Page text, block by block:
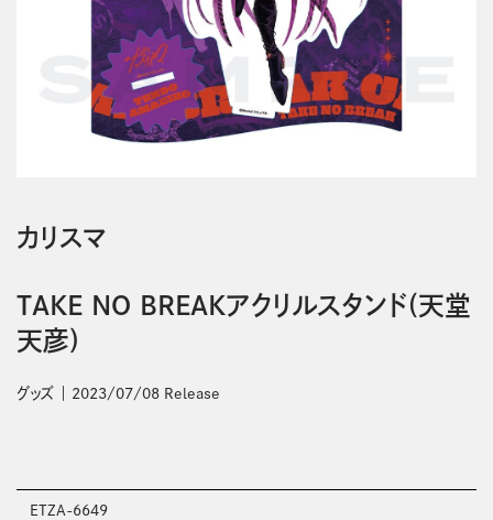
カリスマ
TAKE NO BREAKアクリルスタンド(天堂
天彦)
グッズ 2023/07/08 Release
ETZA-6649